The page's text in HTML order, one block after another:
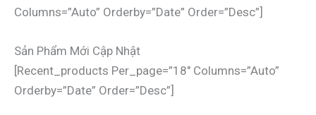
Columns=”auto” Orderby=”date” Order=”desc”]
Sản Phẩm Mới Cập Nhật
[recent_products Per_page=”18″ Columns=”auto”
Orderby=”date” Order=”desc”]